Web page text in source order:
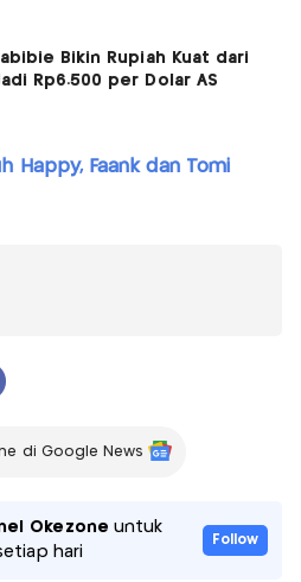
Bikin Rupiah Kuat dari
Rp6.500 per Dolar AS
Happy, Faank dan Tomi
di Google News
Okezone untuk
hari
Follow